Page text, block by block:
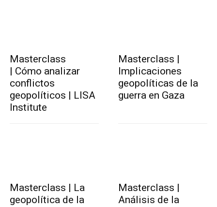
Masterclass
| Cómo analizar
conflictos
geopolíticos | LISA
Institute
Masterclass |
Implicaciones
geopolíticas de la
guerra en Gaza
Masterclass | La
geopolítica de la
Masterclass |
Análisis de la